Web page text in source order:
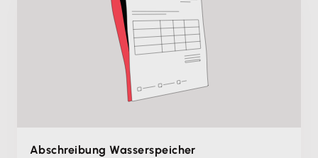
Abschreibung Wasserspeicher